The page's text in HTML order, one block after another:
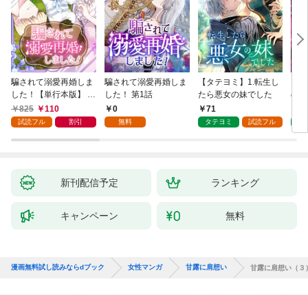
騙されて溺愛再婚しま
した！【単行本版】 1
巻825 110
試読フル 割引
騙されて溺愛再婚しま
した！ 第1話
0
無料
【タテヨミ】1.転生し
たら悪女の妹でした
71
タテヨミ 試読フル
の
新刊配信予定 ランキング
キャンペーン 無料
漫画無料試し読みならdブック 女性マンガ 甘露に肩想い 甘露に肩想い（３